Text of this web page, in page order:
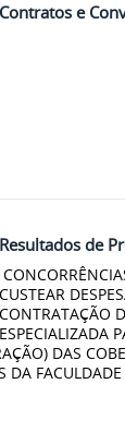
Contratos e
Resultados de
CUSTEAR
CONTRATAÇÃO
ESPECIALIZADA
DAS
DA